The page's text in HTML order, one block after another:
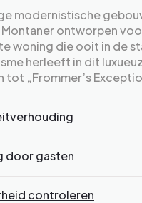
modernistische
Montaner ontworpen
woning die ooit in de
herleeft in dit
„Frommer’s
door gasten
controleren